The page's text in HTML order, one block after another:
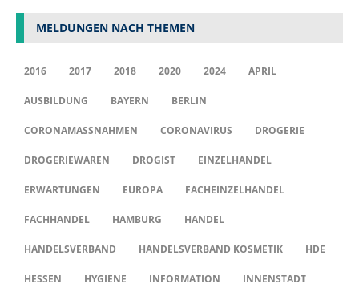
MELDUNGEN NACH THEMEN
2016 2017 2018 2020 2024 APRIL
AUSBILDUNG BAYERN BERLIN
CORONAMASSNAHMEN CORONAVIRUS DROGERIE
DROGERIEWAREN DROGIST EINZELHANDEL
ERWARTUNGEN EUROPA FACHEINZELHANDEL
FACHHANDEL HAMBURG HANDEL
HANDELSVERBAND HANDELSVERBAND KOSMETIK HDE
HESSEN HYGIENE INFORMATION INNENSTADT